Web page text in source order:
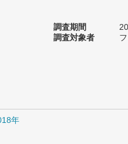
調査期間
調査対象者
年